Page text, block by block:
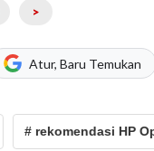
>
Atur, Baru Temukan
# rekomendasi HP Oppo